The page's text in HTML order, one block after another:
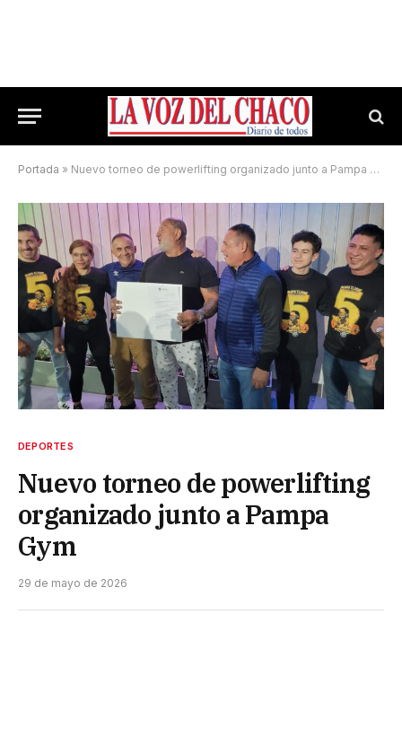
Portada » Nuevo torneo de powerlifting organizado junto a Pampa Gym
DEPORTES
Nuevo torneo de powerlifting
organizado junto a Pampa
Gym
29 de mayo de 2026